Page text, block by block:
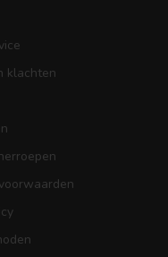
klachten